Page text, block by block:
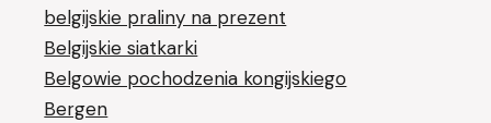
belgijskie praliny na prezent
Belgijskie siatkarki
Belgowie pochodzenia kongijskiego
Bergen